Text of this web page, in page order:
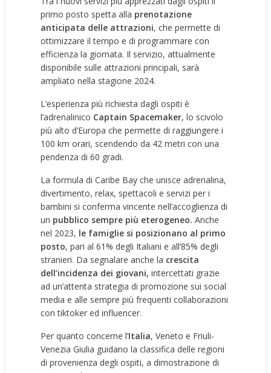
primo posto spetta alla prenotazione
anticipata delle attrazioni, che permette di
ottimizzare il tempo e di programmare con
efficienza la giornata. Il servizio, attualmente
disponibile sulle attrazioni principali, sarà
ampliato nella stagione 2024.
L’esperienza più richiesta dagli ospiti è
l’adrenalinico Captain Spacemaker, lo scivolo
più alto d’Europa che permette di raggiungere i
100 km orari, scendendo da 42 metri con una
pendenza di 60 gradi.
La formula di Caribe Bay che unisce adrenalina,
divertimento, relax, spettacoli e servizi per i
bambini si conferma vincente nell’accoglienza di
un pubblico sempre più eterogeneo.Anche
nel 2023, le famiglie si posizionano al primo
posto, pari al 61% degli Italiani e all’85% degli
stranieri. Da segnalare anche la crescita
dell’incidenza dei giovani, intercettati grazie
ad un’attenta strategia di promozione sui social
media e alle sempre più frequenti collaborazioni
con tiktoker ed influencer.
Per quanto concerne l’Italia, Veneto e Friuli-
Venezia Giulia guidano la classifica delle regioni
di provenienza degli ospiti, a dimostrazione di